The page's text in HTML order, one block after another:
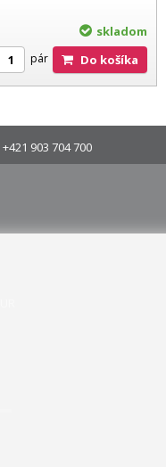
skladom
pár Do košíka
+421 903 704 700